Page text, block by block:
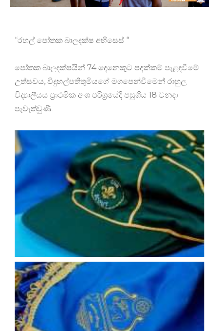
“රහල් පෝතක බාලදක්ෂ අභිසෙස් “
පෝතක බාලදක්ෂයින් 74 දෙනෙකුට පදක්කම් පැළඳවීමේ
උත්සවය, විදුහල්පතිතුමියගේ මගපෙන්වීමෙන් රාහුල
විද්‍යාලීයය ප්‍රාථමික අංශ පරිශ්‍රයේදි පසුගිය 18 වනදා
පැවැත්වුණි.